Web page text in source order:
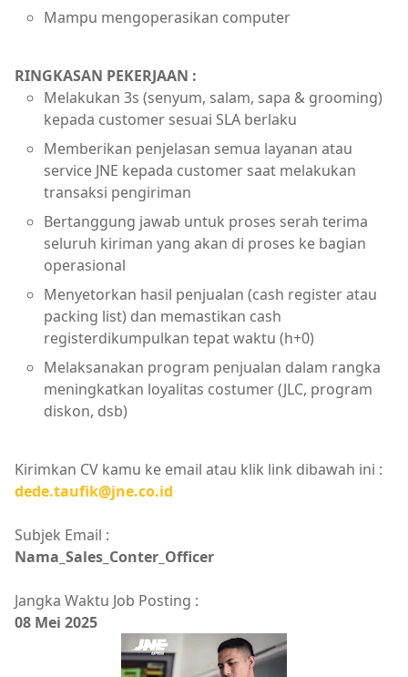
Mampu mengoperasikan computer
RINGKASAN PEKERJAAN :
Melakukan 3s (senyum, salam, sapa & grooming)
kepada customer sesuai SLA berlaku
Memberikan penjelasan semua layanan atau
service JNE kepada customer saat melakukan
transaksi pengiriman
Bertanggung jawab untuk proses serah terima
seluruh kiriman yang akan di proses ke bagian
operasional
Menyetorkan hasil penjualan (cash register atau
packing list) dan memastikan cash
registerdikumpulkan tepat waktu (h+0)
Melaksanakan program penjualan dalam rangka
meningkatkan loyalitas costumer (JLC, program
diskon, dsb)
Kirimkan CV kamu ke email atau klik link dibawah ini :
dede.taufik@jne.co.id
Subjek Email :
Nama_Sales_Conter_Officer
Jangka Waktu Job Posting :
08 Mei 2025